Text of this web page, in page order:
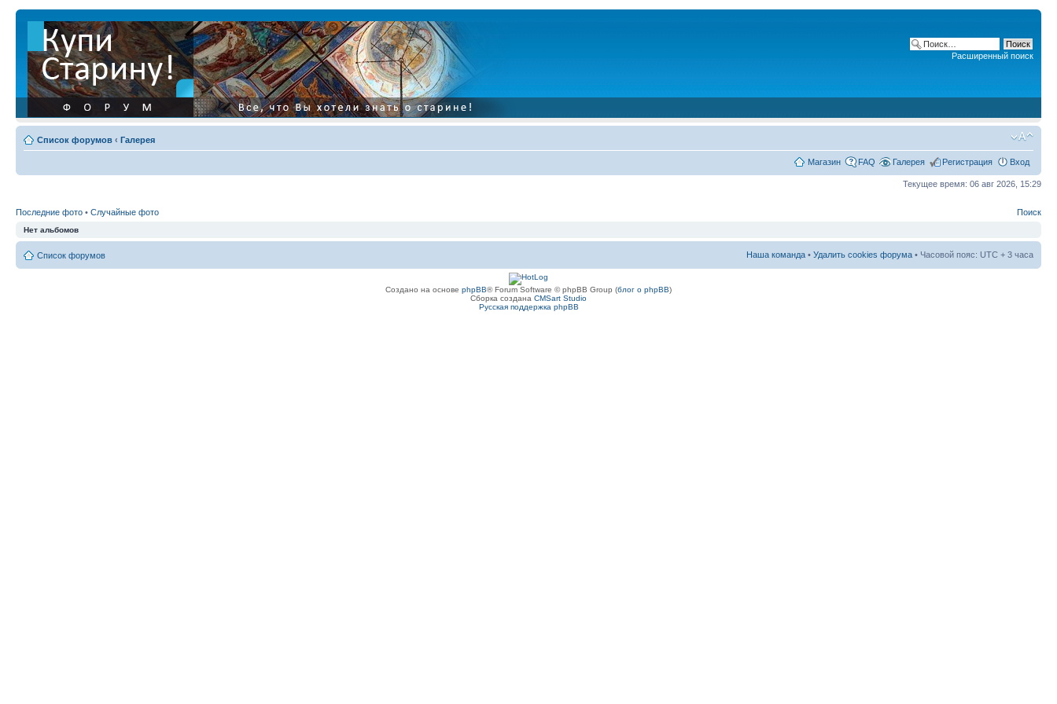
Расширенный поиск
Список форумов ‹ Галерея
Магазин FAQ Галерея Регистрация Вход
Текущее время: 06 авг 2026, 15:29
Последние фото • Случайные фото Поиск
Нет альбомов
Список форумов Наша команда • Удалить cookies форума • Часовой пояс: UTC + 3 часа
Создано на основе phpBB® Forum Software © phpBB Group (блог о phpBB)
Сборка создана CMSart Studio
Русская поддержка phpBB